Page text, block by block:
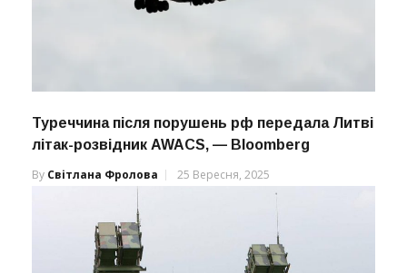
Туреччина після порушень рф передала Литві
літак-розвідник AWACS, — Bloomberg
By Світлана Фролова 25 Вересня, 2025